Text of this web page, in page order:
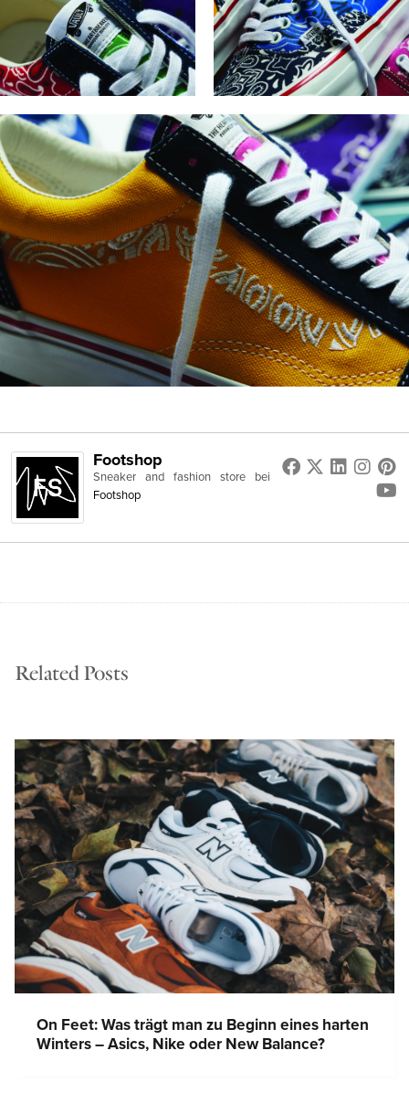
Footshop
Sneaker and fashion store bei
Footshop
Related Posts
On Feet: Was trägt man zu Beginn eines harten
Winters – Asics, Nike oder New Balance?